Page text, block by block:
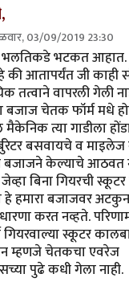
03/09/2019 23:30
इथंच इंडिया मार खाते.by
भलतिकडे भटकत
आतापर्यंत जी काही
तत्वाने वापरली गेली
चेतक फॉर्म मधे
त्या गाडीला
बसवायचे व
केल्याचे आठवत
बिना गियरची स्कूटर
हे हमारा बजाजवर
करत नव्हते.
स्कूटर
म्हणजे चेतकचा एवरेज
पुढे कधी गेला नाही.